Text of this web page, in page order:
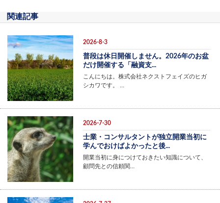
関連記事
2026-8-3
普段は休日開催しません。2026年のお盆
だけ開催する「融資支...
こんにちは。株式会社ネクストフェイズのヒガ
シカワです。 …
2026-7-30
士業・コンサルタントが独立開業当初に
学んでおけばよかったと後...
開業当初に身につけておきたい知識について、
顧問先との信頼関…